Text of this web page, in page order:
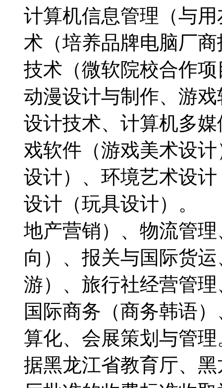
计算机信息管理（与
术（培养品牌电脑厂
技术（微软院校合作
动漫设计与制作、游
设计技术、计算机多
戏软件（游戏美术设
设计）、环境艺术设
设计（玩具设计）。
地产营销）、物流管
向）、报关与国际货
游）、旅行社经营管
国际商务（商务韩语
算化、会展策划与
据黑龙江省教育厅、